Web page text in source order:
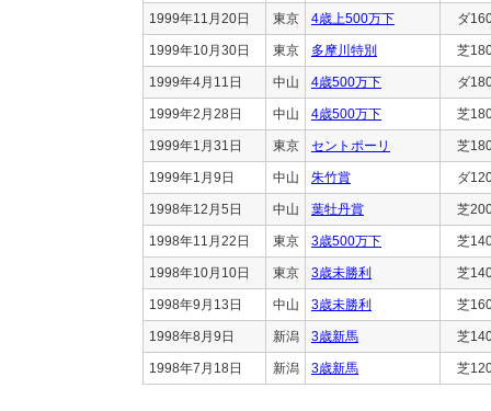
1999年11月20日 東京 4歳上500万下 ダ
1999年10月30日 東京 多摩川特別 芝
1999年4月11日 中山 4歳500万下 ダ
1999年2月28日 中山 4歳500万下 芝
1999年1月31日 東京 セントポーリ 芝
1999年1月9日 中山 朱竹賞 ダ
1998年12月5日 中山 葉牡丹賞 芝
1998年11月22日 東京 3歳500万下 芝
1998年10月10日 東京 3歳未勝利 芝
1998年9月13日 中山 3歳未勝利 芝
1998年8月9日 新潟 3歳新馬 芝
1998年7月18日 新潟 3歳新馬 芝